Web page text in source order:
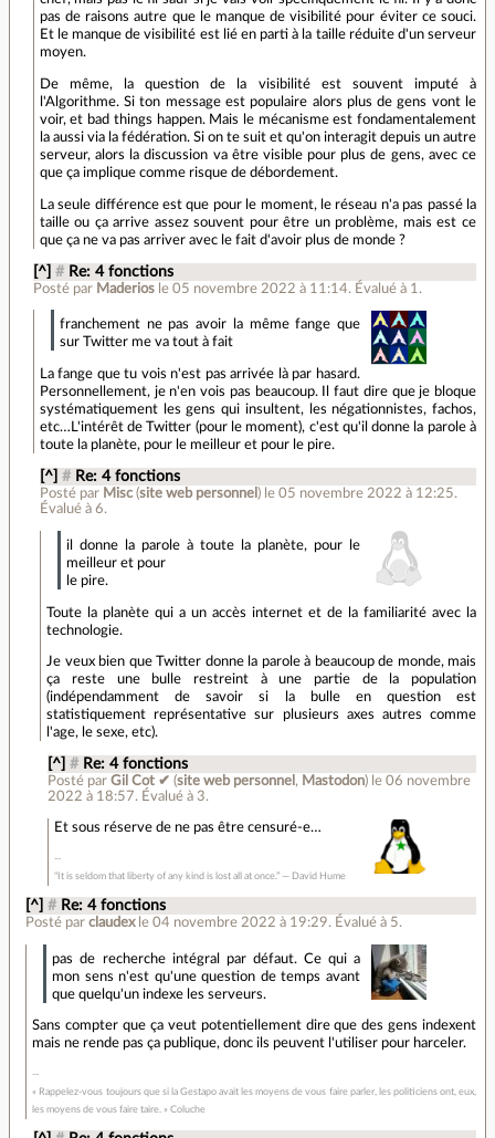
pas de raisons autre que le manque de visibilité pour éviter ce souci.
Et le manque de visibilité est lié en parti à la taille réduite d'un serveur
moyen.
De même, la question de la visibilité est souvent imputé à
l'Algorithme. Si ton message est populaire alors plus de gens vont le
voir, et bad things happen. Mais le mécanisme est fondamentalement
la aussi via la fédération. Si on te suit et qu'on interagit depuis un autre
serveur, alors la discussion va être visible pour plus de gens, avec ce
que ça implique comme risque de débordement.
La seule différence est que pour le moment, le réseau n'a pas passé la
taille ou ça arrive assez souvent pour être un problème, mais est ce
que ça ne va pas arriver avec le fait d'avoir plus de monde ?
[^] # Re: 4 fonctions
Posté par Maderios le 05 novembre 2022 à 11:14. Évalué à 1 .
franchement ne pas avoir la même fange que
sur Twitter me va tout à fait
La fange que tu vois n'est pas arrivée là par hasard.
Personnellement, je n'en vois pas beaucoup. Il faut dire que je bloque
systématiquement les gens qui insultent, les négationnistes, fachos,
etc…L'intérêt de Twitter (pour le moment), c'est qu'il donne la parole à
toute la planète, pour le meilleur et pour le pire.
[^] # Re: 4 fonctions
Posté par Misc(site web personnel ) le 05 novembre 2022 à 12:25.
Évalué à6.
il donne la parole à toute la planète, pour le
meilleur et pour
le pire.
Toute la planète qui a un accès internet et de la familiarité avec la
technologie.
Je veux bien que Twitter donne la parole à beaucoup de monde, mais
ça reste une bulle restreint à une partie de la population
(indépendamment de savoir si la bulle en question est
statistiquement représentative sur plusieurs axes autres comme
l'age, le sexe, etc).
[^] # Re: 4 fonctions
Posté par Gil Cot ✔ (site web personnel , Mastodon) le 06 novembre
2022 à 18:57. Évalué à 3.
Et sous réserve de ne pas être censuré-e…
“It is seldom that liberty of any kind is lost all at once.” ― David Hume
[^] # Re: 4 fonctions
Posté parclaudex le 04 novembre 2022 à 19:29. Évalué à 5.
pas de recherche intégral par défaut. Ce qui a
mon sens n'est qu'une question de temps avant
que quelqu'un indexe les serveurs.
Sans compter que ça veut potentiellement dire que des gens indexent
mais ne rende pas ça publique, donc ils peuvent l'utiliser pour harceler.
« Rappelez-vous toujours que si la Gestapo avait les moyens de vous faire parler, les politiciens ont, eux,
les moyens de vous faire taire. » Coluche